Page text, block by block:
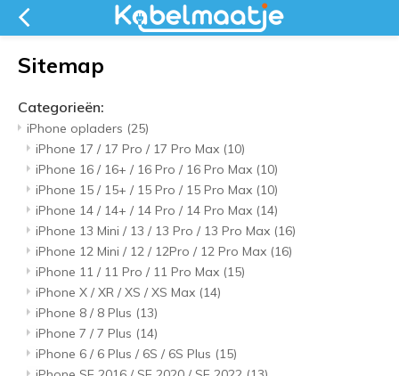
Sitemap
Categorieën:
iPhone opladers (25)
iPhone 17 / 17 Pro / 17 Pro Max (10)
iPhone 16 / 16+ / 16 Pro / 16 Pro Max (10)
iPhone 15 / 15+ / 15 Pro / 15 Pro Max (10)
iPhone 14 / 14+ / 14 Pro / 14 Pro Max (14)
iPhone 13 Mini / 13 / 13 Pro / 13 Pro Max (16)
iPhone 12 Mini / 12 / 12Pro / 12 Pro Max (16)
iPhone 11 / 11 Pro / 11 Pro Max (15)
iPhone X / XR / XS / XS Max (14)
iPhone 8 / 8 Plus (13)
iPhone 7 / 7 Plus (14)
iPhone 6 / 6 Plus / 6S / 6S Plus (15)